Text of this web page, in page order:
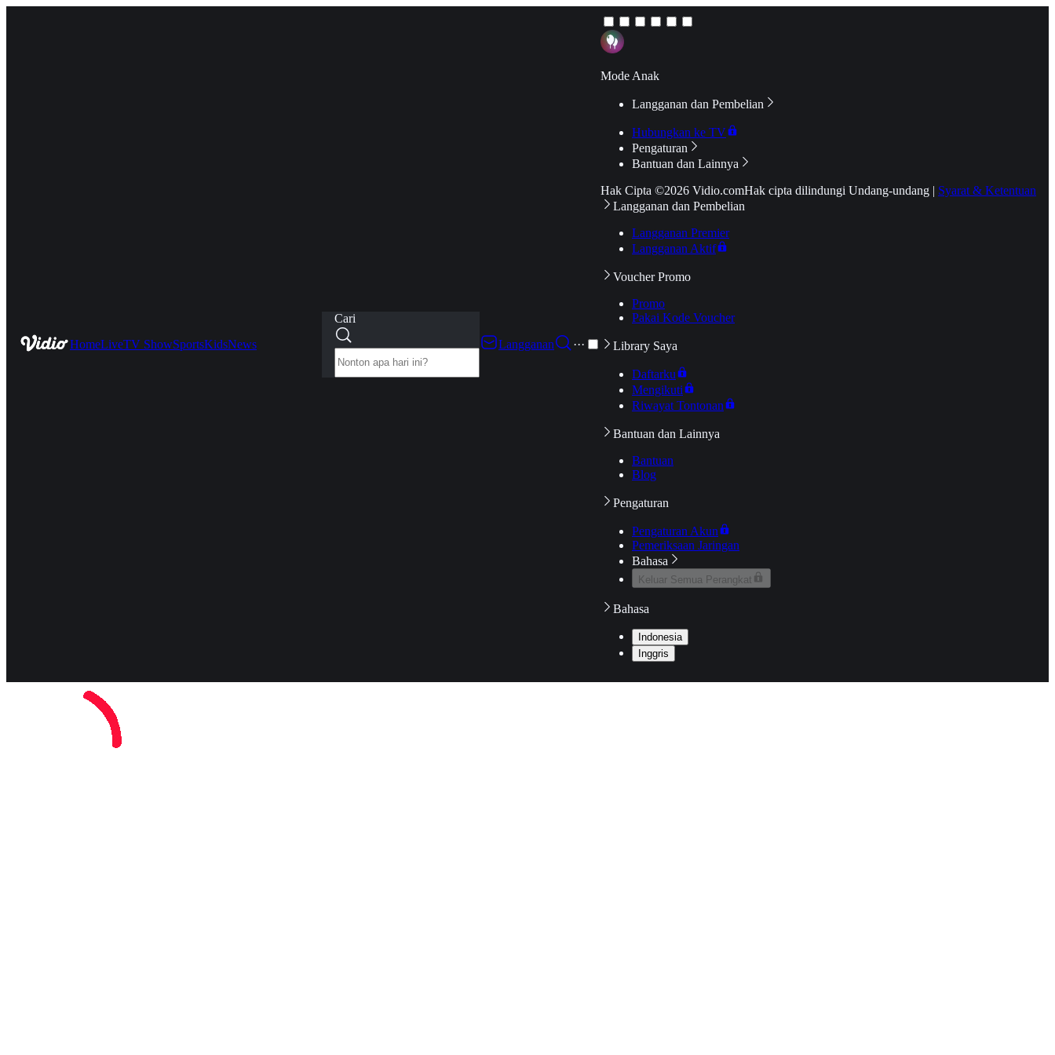
HomeLiveTV ShowSportsKidsNews
Cari
Langganan
···
Mode Anak
Langganan dan Pembelian
Hubungkan ke TV
Pengaturan
Bantuan dan Lainnya
Hak Cipta ©2026 Vidio.comHak cipta dilindungi Undang-undang | Syarat & Ketentuan
Langganan dan Pembelian
Langganan Premier
Langganan Aktif
Voucher Promo
Promo
Pakai Kode Voucher
Library Saya
Daftarku
Mengikuti
Riwayat Tontonan
Bantuan dan Lainnya
Bantuan
Blog
Pengaturan
Pengaturan Akun
Pemeriksaan Jaringan
Bahasa
Keluar Semua Perangkat
Bahasa
Indonesia
Inggris